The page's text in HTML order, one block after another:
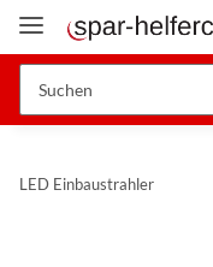
LED Einbaustrahler